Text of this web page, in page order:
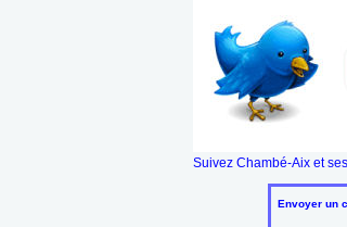
Suivez Chambé-Aix et
Envoyer un